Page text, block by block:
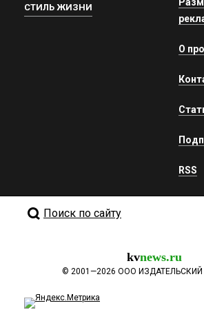
СТИЛЬ ЖИЗНИ
О
RSS
Поиск по сайту
kvnews.ru
© 2001—2026 ООО ИЗДАТЕЛЬСКИЙ